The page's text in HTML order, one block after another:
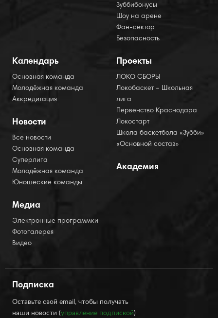
Зуббибонусы
Шоу на арене
Фан-сектор
Безопасность
Календарь
Основная команда
Молодёжная команда
Аккредитация
Новости
Все новости
Основная команда
Суперлига
Молодёжная команда
Юношеские команды
Медиа
Электронные программки
Фотогалерея
Видео
Проекты
ЛОКО СБОРЫ
Локобаскет – Школьная
лига
Первенство Краснодара
Локостарт
Школа баскетбола «Зубби»
«Основной состав»
Академия
Подписка
Оставьте свой email, чтобы получать
наши новости (управление подпиской)